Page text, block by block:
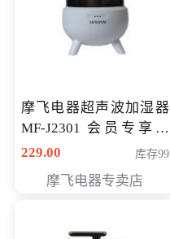
摩飞电器超声波加湿器
MF-J2301 会员专享价
168元
229.00 库存99
摩飞电器专卖店